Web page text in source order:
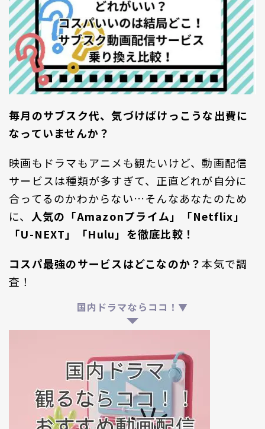
毎月のサブスク代、気づけばけっこうな出費に
なっていませんか？
映画もドラマもアニメも観たいけど、動画配信
サービスは種類が多すぎて、正直どれが自分に
合ってるのかわからない…そんなあなたのため
に、 人気の「Amazonプライム」「Netflix」
「U-NEXT」「Hulu」を徹底比較！
コスパ最強のサービスはどこなのか？本気で調
査！
国内ドラマならココ！▼